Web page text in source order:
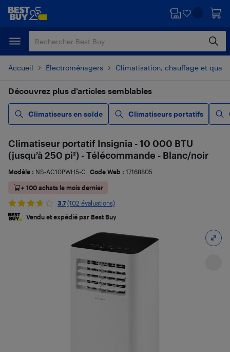
Passer
principal
Passer
Accueil Électroménagers Climatisation, chauffage et
Découvrez plus d’articles semblables
Climatiseurs en solde Climatiseurs portatifs
Climatiseur portatif Insignia - 10 000 BTU
(jusqu’à 250 pi²) - Télécommande - Blanc/noir
Modèle : NS-AC10PWH5-C Code Web : 17168805
+ 100 achats le mois dernier
3.7 (102 évaluations)
Vendu et expédié par Best Buy